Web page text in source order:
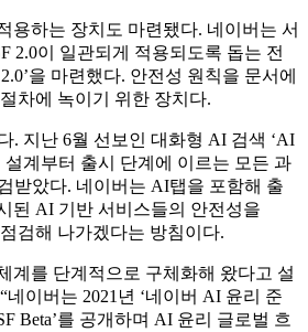
용하는 장치도 마련됐다. 네이버는 서
2.0이 일관되게 적용되도록 돕는 전
을 마련했다. 안전성 원칙을 문서에
차에 녹이기 위한 장치다.
. 지난 6월 선보인 대화형 AI 검색 ‘AI
설계부터 출시 단계에 이르는 모든 과
받았다. 네이버는 AI탭을 포함해 출
된 AI 기반 서비스들의 안전성을
검해 나가겠다는 방침이다.
계를 단계적으로 구체화해 왔다고 설
이버는 2021년 ‘네이버 AI 윤리 준
Beta’를 공개하며 AI 윤리 글로벌 흐